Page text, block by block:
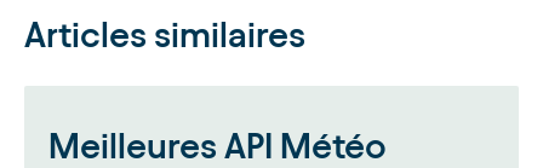
Articles similaires
Meilleures API Météo